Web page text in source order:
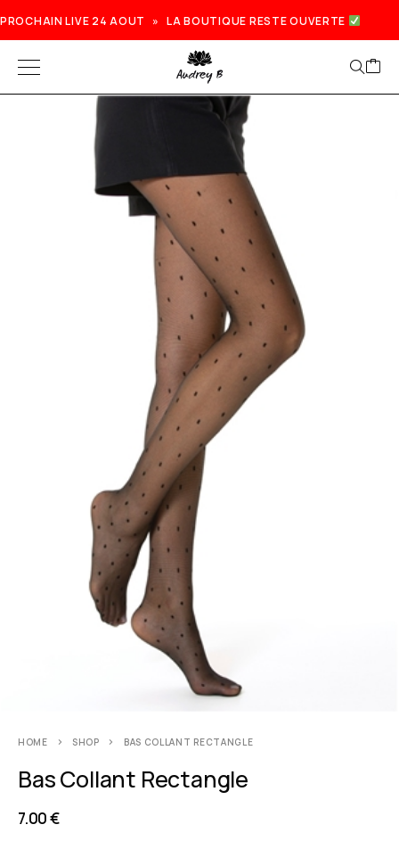
PROCHAIN LIVE 24 AOUT » LA BOUTIQUE RESTE OUVERTE
HOME SHOP BAS COLLANT RECTANGLE
Bas Collant Rectangle
7.00€